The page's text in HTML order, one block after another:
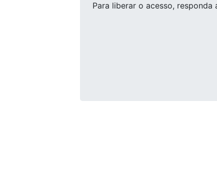
Para liberar o acesso, responda